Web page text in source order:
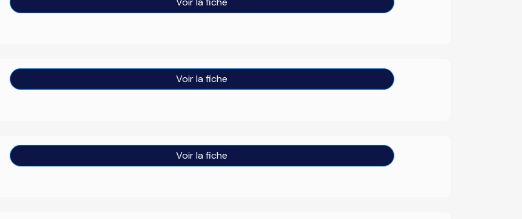
Voir la fiche
Voir la fiche